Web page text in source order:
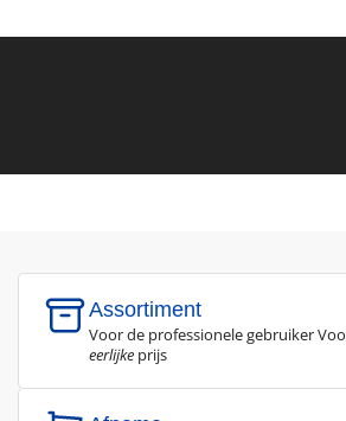
Assortiment
Voor de professionele gebruiker
eerlijke prijs